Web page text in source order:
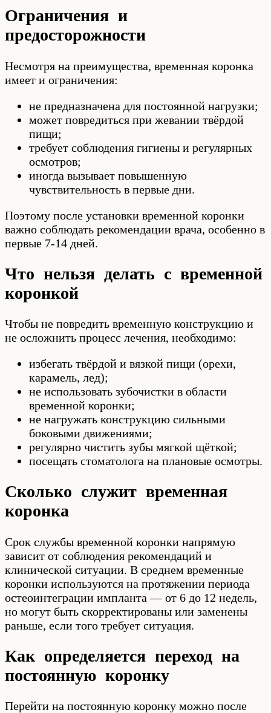
Ограничения и
предосторожности
Несмотря на преимущества, временная коронка
имеет и ограничения:
не предназначена для постоянной нагрузки;
может повредиться при жевании твёрдой
пищи;
требует соблюдения гигиены и регулярных
осмотров;
иногда вызывает повышенную
чувствительность в первые дни.
Поэтому после установки временной коронки
важно соблюдать рекомендации врача, особенно в
первые 7-14 дней.
Что нельзя делать с временной
коронкой
Чтобы не повредить временную конструкцию и
не осложнить процесс лечения, необходимо:
избегать твёрдой и вязкой пищи (орехи,
карамель, лед);
не использовать зубочистки в области
временной коронки;
не нагружать конструкцию сильными
боковыми движениями;
регулярно чистить зубы мягкой щёткой;
посещать стоматолога на плановые осмотры.
Сколько служит временная
коронка
Срок службы временной коронки напрямую
зависит от соблюдения рекомендаций и
клинической ситуации. В среднем временные
коронки используются на протяжении периода
остеоинтеграции импланта — от 6 до 12 недель,
но могут быть скорректированы или заменены
раньше, если того требует ситуация.
Как определяется переход на
постоянную коронку
Перейти на постоянную коронку можно после